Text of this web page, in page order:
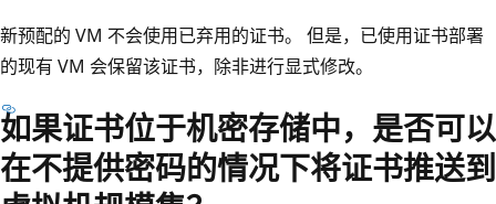
新预配的 VM 不会使用已弃用的证书。 但是，已使用证书部署
的现有 VM 会保留该证书，除非进行显式修改。
如果证书位于机密存储中，是否可以
在不提供密码的情况下将证书推送到